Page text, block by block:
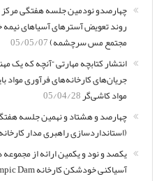
چهارصدو نودمین جلسه هفتگی
مجتمع مس سرچشمه)05/05/07
انتشار کتابچه مهارتی “آنچه که یک
جریان‌های کارخانه‌های فرآوری مواد
مواد کاشی‌گر05/04/28
چهارصد و هشتاد و نهمین جلسه
(استانداردسازی راهبری مدار
یکصد و نود و یکمین ارائه از
آسیاکنی خودشکن کارخانه Olympic Dam در استرالیا